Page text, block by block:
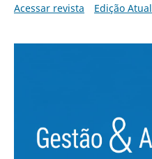
Acessar revista
Edição Atual